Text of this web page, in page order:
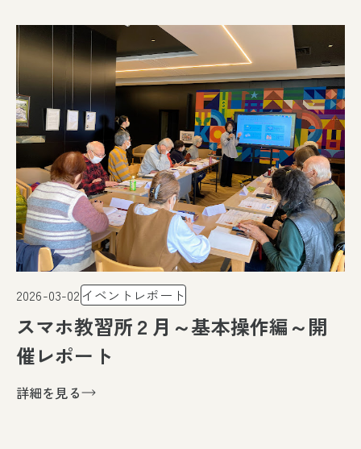
2026-03-02イベントレポート
スマホ教習所２月～基本操作編～開
催レポート
詳細を見る